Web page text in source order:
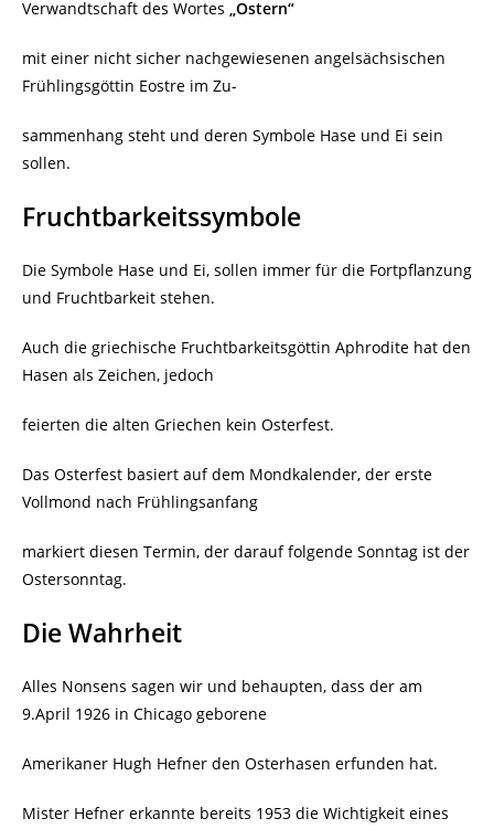
Verwandtschaft des Wortes „Ostern“
mit einer nicht sicher nachgewiesenen angelsächsischen
Frühlingsgöttin Eostre im Zu-
sammenhang steht und deren Symbole Hase und Ei sein
sollen.
Fruchtbarkeitssymbole
Die Symbole Hase und Ei, sollen immer für die Fortpflanzung
und Fruchtbarkeit stehen.
Auch die griechische Fruchtbarkeitsgöttin Aphrodite hat den
Hasen als Zeichen, jedoch
feierten die alten Griechen kein Osterfest.
Das Osterfest basiert auf dem Mondkalender, der erste
Vollmond nach Frühlingsanfang
markiert diesen Termin, der darauf folgende Sonntag ist der
Ostersonntag.
Die Wahrheit
Alles Nonsens sagen wir und behaupten, dass der am
9.April 1926 in Chicago geborene
Amerikaner Hugh Hefner den Osterhasen erfunden hat.
Mister Hefner erkannte bereits 1953 die Wichtigkeit eines